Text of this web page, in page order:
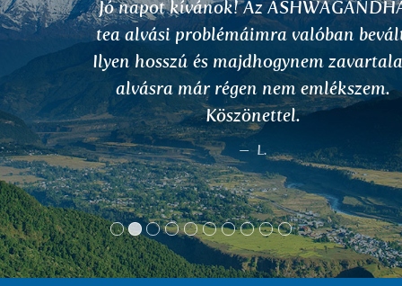
Jó napot kívánok! Az ASHWAGANDHA
tea alvási problémáimra valóban bevált.
Ilyen hosszú és majdhogynem zavartalan
alvásra már régen nem emlékszem.
Köszönettel.
L.